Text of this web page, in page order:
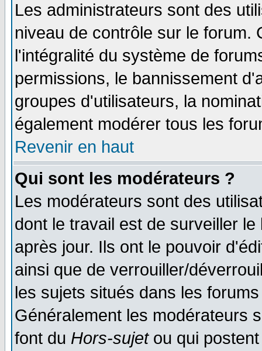
Les administrateurs sont des
niveau de contrôle sur le forum.
l'intégralité du système de
permissions, le bannissement
groupes d'utilisateurs, la
également modérer tous les
Revenir en haut
Qui sont les modérateurs ?
Les modérateurs sont des
dont le travail est de surveiller
après jour. Ils ont le pouvoir
ainsi que de verrouiller/
les sujets situés dans les
Généralement les modérateurs
font du Hors-sujetou qui